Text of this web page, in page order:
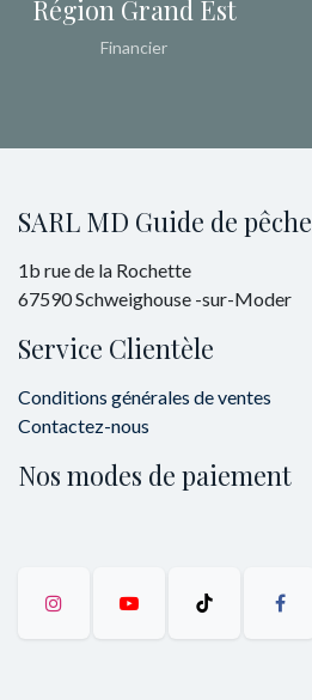
Région Grand Est
Financier
SARL MD Guide de pêche
1b rue de la Rochette
67590 Schweighouse -sur-Moder
Service Clientèle
Conditions générales de ventes
Contactez-nous
Nos modes de paiement